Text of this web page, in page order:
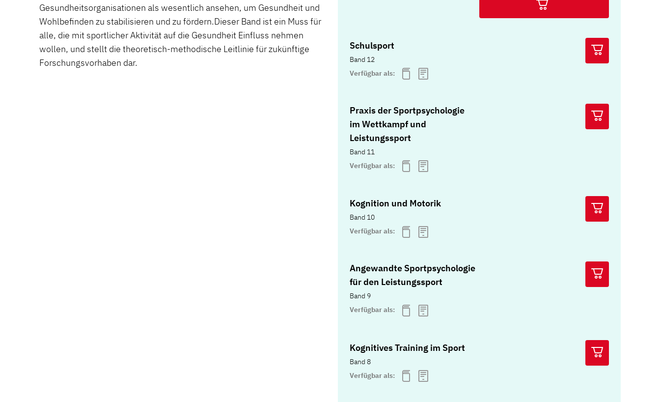
Schulsport
Band 12
Verfügbar als:
Praxis der Sportpsychologie
im Wettkampf und
Leistungssport
Band 11
Verfügbar als:
Kognition und Motorik
Band 10
Verfügbar als:
Angewandte Sportpsychologie
für den Leistungssport
Band 9
Verfügbar als:
Kognitives Training im Sport
Band 8
Verfügbar als:
Gesundheitsorganisationen als wesentlich ansehen, um Gesundheit und
Wohlbefinden zu stabilisieren und zu fördern.Dieser Band ist ein Muss für
alle, die mit sportlicher Aktivität auf die Gesundheit Einfluss nehmen
wollen, und stellt die theoretisch-methodische Leitlinie für zukünftige
Forschungsvorhaben dar.